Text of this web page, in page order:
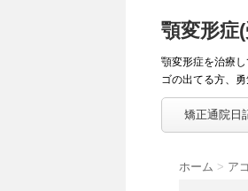
顎変形症
顎変形症を治療
ゴの出てる方、
矯正通院日
ホーム > ア